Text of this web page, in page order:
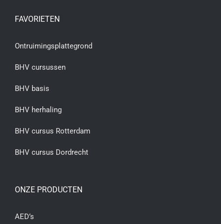
FAVORIETEN
Ontruimingsplattegrond
BHV cursussen
BHV basis
BHV herhaling
BHV cursus Rotterdam
BHV cursus Dordrecht
ONZE PRODUCTEN
AED’s